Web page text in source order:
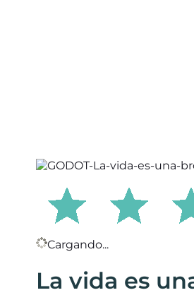
Cargando...
La vida es